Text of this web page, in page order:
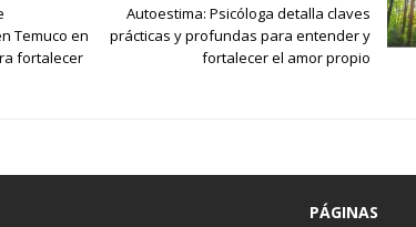
Temuco en
fortalecer
Autoestima: Psicóloga detalla claves
prácticas y profundas para entender y
fortalecer el amor propio
PÁGINAS